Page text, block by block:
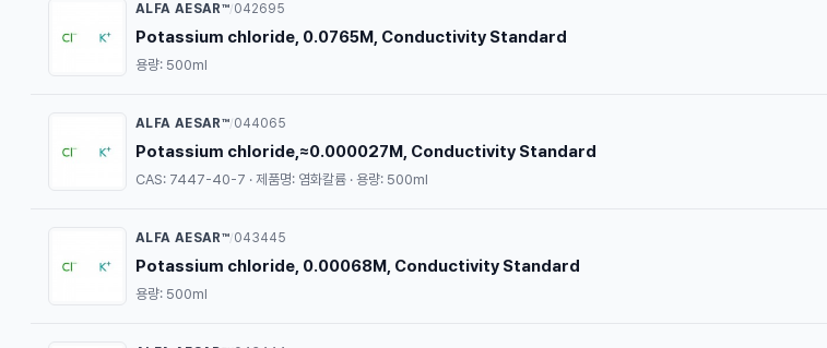
ALFA AESAR™/042695
Potassium chloride, 0.0765M, Conductivity Standard
용량: 500ml
ALFA AESAR™/044065
Potassium chloride,≈0.000027M, Conductivity Standard
CAS: 7447-40-7 · 제품명: 염화칼륨 · 용량: 500ml
ALFA AESAR™/043445
Potassium chloride, 0.00068M, Conductivity Standard
용량: 500ml